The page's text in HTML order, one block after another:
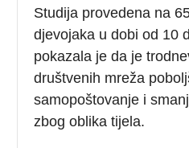
Studija provedena na
djevojaka u dobi od 10
pokazala je da je
društvenih mreža
samopoštovanje i
zbog oblika tijela.